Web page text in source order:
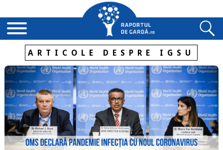
ARTICOLE DESPRE IGSU